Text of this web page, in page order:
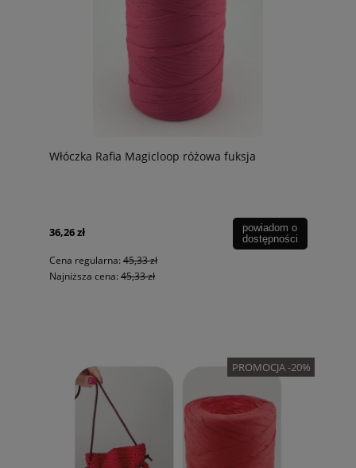
Włóczka Rafia Magicloop różowa fuksja
36,26 zł
Cena regularna: 45,33 zł
Najniższa cena: 45,33 zł
powiadom o
dostępności
PROMOCJA -20%